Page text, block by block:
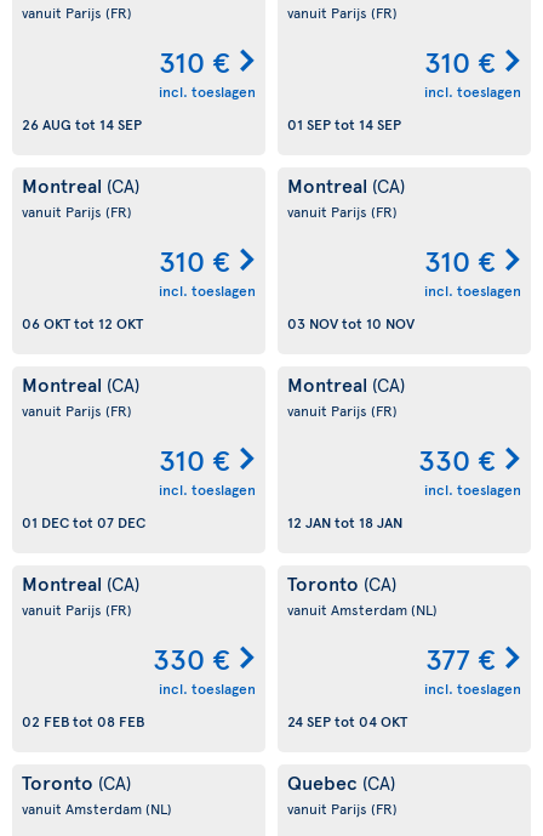
vanuit Parijs (FR)
310 €
incl. toeslagen
26 AUG tot 14 SEP
vanuit Parijs (FR)
310 €
incl. toeslagen
01 SEPtot 14 SEP
Montreal (CA)
vanuit Parijs (FR)
310 €
incl. toeslagen
06 OKTtot 12 OKT
Montreal (CA)
vanuit Parijs (FR)
310 €
incl. toeslagen
03 NOVtot 10 NOV
Montreal (CA)
vanuit Parijs (FR)
310 €
incl. toeslagen
01 DECtot 07 DEC
Montreal (CA)
vanuit Parijs (FR)
330 €
incl. toeslagen
12 JANtot 18 JAN
Montreal (CA)
vanuit Parijs (FR)
330 €
incl. toeslagen
02 FEBtot 08 FEB
Toronto (CA)
vanuit Amsterdam(NL)
377 €
incl. toeslagen
24 SEPtot 04 OKT
Toronto (CA)
vanuit Amsterdam(NL)
Quebec (CA)
vanuit Parijs (FR)